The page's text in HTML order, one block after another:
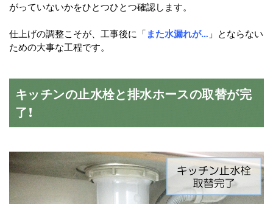
がっていないかをひとつひとつ確認します。
仕上げの調整こそが、工事後に「 また水漏れが… 」とならない
ための大事な工程です。
キッチンの止水栓と排水ホースの取替が完
了！